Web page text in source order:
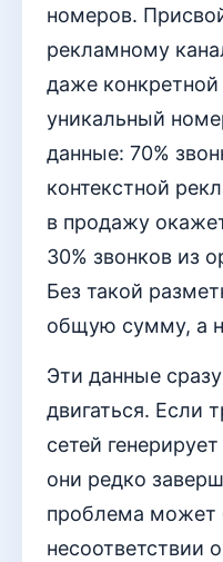
номеров.
рекламному
даже конкретной
уникальный
данные: 70%
контекстной
в продажу
30% звонков из
Без такой
общую сумму, а
Эти данные
двигаться. Если
сетей
они редко
проблема может
несоответствии